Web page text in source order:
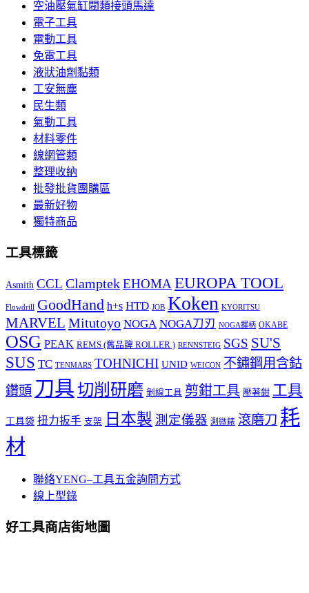
空油壓氣缸閥類接頭馬達
電子工具
電動工具
免電工具
液狀油劑黏類
工安無塵
民生類
氣動工具
材料零件
線網管類
整理收納
批發批貨團購區
最新好物
獨特商品
工具標籤
Asmith CCL ClamptekEHOMA EUROPA TOOL
Flowdrill GoodHand h+s HTD JOB Koken KYORITSU
MARVEL Mitutoyo NOGA NOGA刀刃 NOGA握柄 OKABE
OSG PEAK REMS (舊品牌 ROLLER ) RENNSTEIG SGS SU'S
SUS TC TENMARS TOHNICHI UNID WEICON 不鏽鋼用含鈷
鑽頭 刀具切削研磨 剝線工具 剪鉗工具 壓著鉗 工具
工具袋 扭力扳手 支架 日本製 測定儀器 測微錶 滾磨刀 耗
材
聯絡YENG–工具五金詢問方式
線上型錄
好工具商店街地圖